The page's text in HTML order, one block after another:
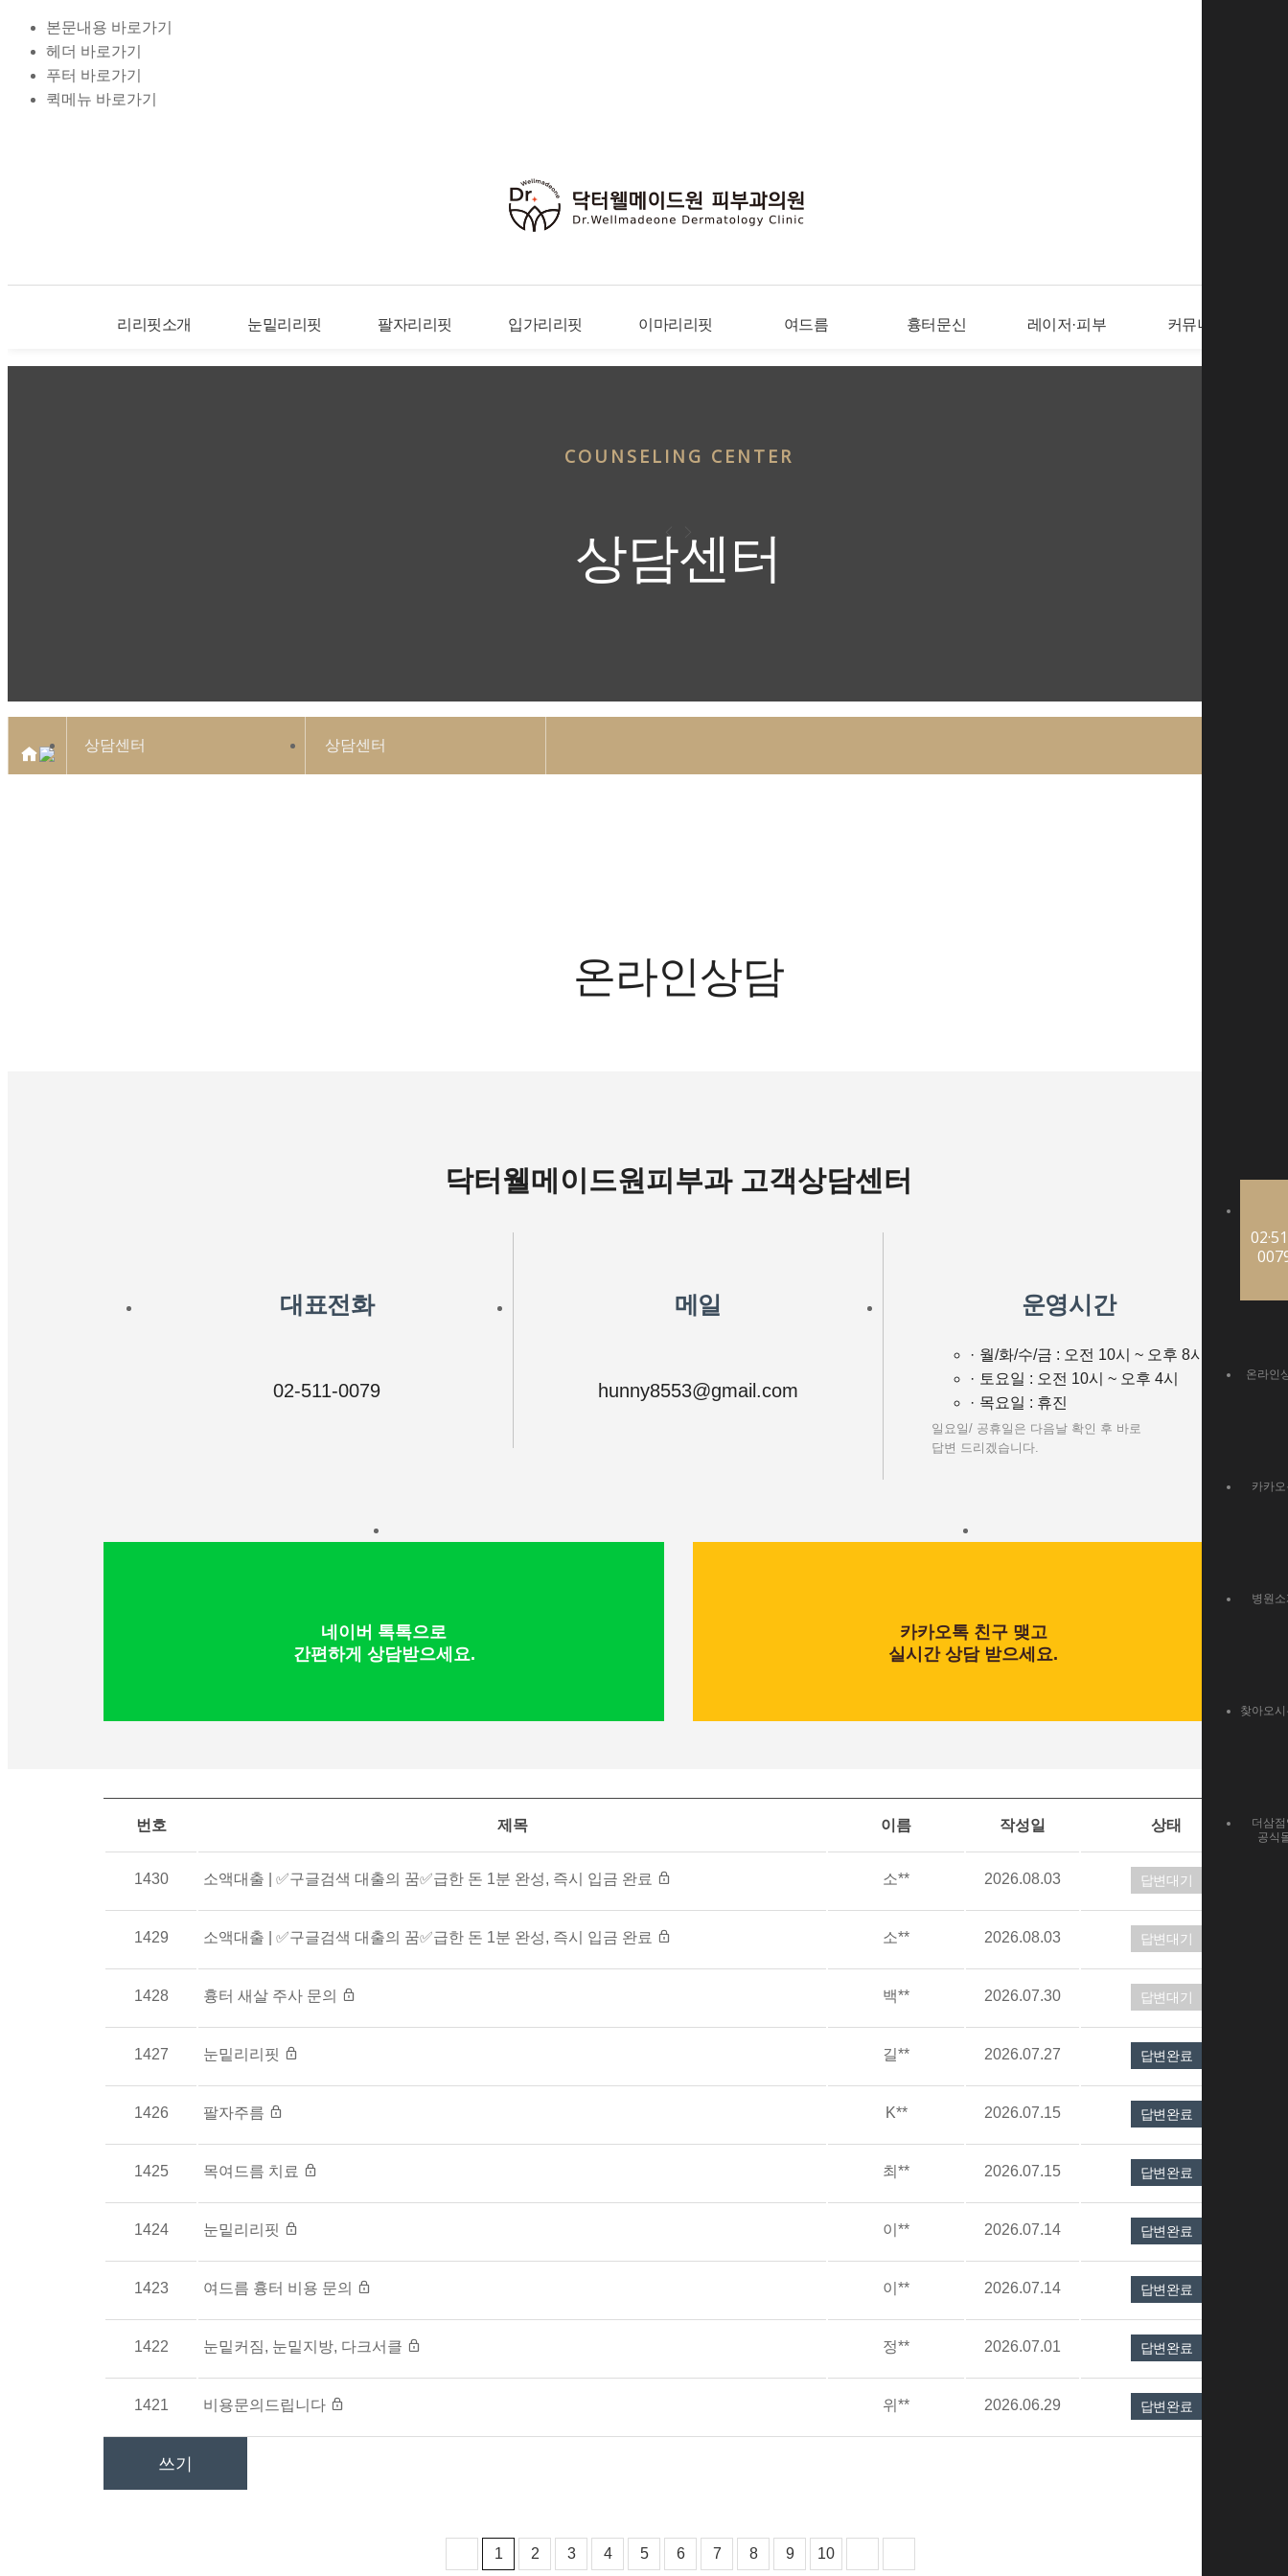
본문내용 바로가기
헤더 바로가기
푸터 바로가기
퀵메뉴 바로가기
리리핏소개 눈밑리리핏 팔자리리핏 입가리리핏 이마리리핏 여드름 흉터문신 레이저·피부 커뮤니티
온라인
카카
병원
찾아오
더삼
공식
COUNSELING CENTER
상담센터
상담센터 상담센터
온라인상담
닥터웰메이드원피부과 고객상담센터
대표전화
02-511-0079
메일
hunny8553@gmail.com
운영시간
월/화/수/금 : 오전 10시 ~ 오후 8시
토요일 : 오전 10시 ~ 오후 4시
목요일 : 휴진
일요일/ 공휴일은 다음날 확인 후 바로
답변 드리겠습니다.
네이버 톡톡으로
간편하게 상담받으세요.
카카오톡 친구 맺고
실시간 상담 받으세요.
번호 제목 이름 작성일 상태
1430 소액대출 | ✅구글검색 대출의 꿈✅급한 돈 1분 완성, 즉시 입금 완료 소** 2026.08.03 답변대기
1429 소액대출 | ✅구글검색 대출의 꿈✅급한 돈 1분 완성, 즉시 입금 완료 소** 2026.08.03 답변대기
1428 흉터 새살 주사 문의 백** 2026.07.30 답변대기
1427 눈밑리리핏 길** 2026.07.27 답변완료
1426 팔자주름 K** 2026.07.15 답변완료
1425 목여드름 치료 최** 2026.07.15 답변완료
1424 눈밑리리핏 이** 2026.07.14 답변완료
1423 여드름 흉터 비용 문의 이** 2026.07.14 답변완료
1422 눈밑커짐, 눈밑지방, 다크서클 정** 2026.07.01 답변완료
1421 비용문의드립니다 위** 2026.06.29 답변완료
쓰기
1 2 3 4 5 6 7 8 9 10